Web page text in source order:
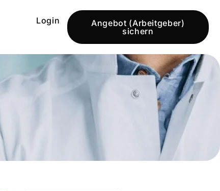
Login
Angebot (Arbeitgeber)
sichern